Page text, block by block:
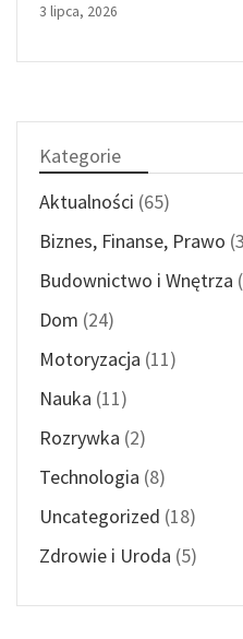
3 lipca, 2026
Kategorie
Aktualności (65)
Biznes, Finanse, Prawo
Budownictwo i Wnętrza
Dom (24)
Motoryzacja (11)
Nauka (11)
Rozrywka (2)
Technologia (8)
Uncategorized (18)
Zdrowie i Uroda (5)